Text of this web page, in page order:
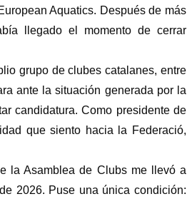
Aquatics. Después de más
llegado el momento de cerrar
grupo de clubes catalanes, entre
ante la situación generada por la
candidatura. Como presidente de
que siento hacia la Federació,
la Asamblea de Clubs me llevó a
2026. Puse una única condición: